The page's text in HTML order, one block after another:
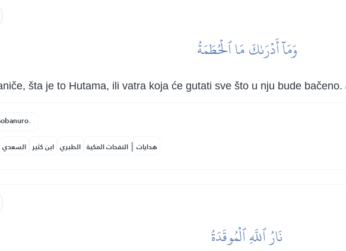
وَمَآ أَدۡرَىٰكَ مَا ٱلۡحُطَمَةُ
šta je to Hutama, ili vatra koja će gutati sve što u nju bude bačeno.
السعدي ابن كثير الطبري النفحات المكية | هدايات
نَارُ ٱللَّهِ ٱلۡمُوقَدَةُ